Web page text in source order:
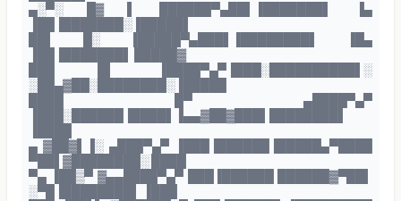
▄░▀░ █▓ ▌ ██████▀▄██▌▐███████▌ ▐▄
▐██▐███████░▐█████▌
██▌ █░ ▐█████▀▄███▌▐████████▌ ▐█▄
▐██▐███████▌ █████▓
███ █▌ ▐████▀▄▀▐███░██████████▌░
░██▄▓██░████████░▐█████
████ █▀ ▄████▀▄▀
▐███░██████▐████▌▐▄▄▓██▓███▌████████▌
▄ ▓██▓▌▐░ ▄███▀▄▀ ▐███▐██████▐█████▄▀████
▀██▌▓████████░ ████
▀▄ ▐██▒▀ ▓▄▄████▀▄▀ ███▐██████ ██████▓▀██▌
░▀█▐████████▌ ▐███